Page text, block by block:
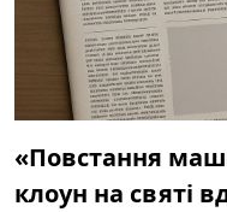
«Повстання
клоун на святі